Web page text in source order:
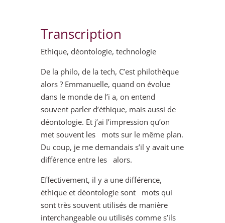
Transcription
Ethique, déontologie, technologie
De la philo, de la tech, C’est philothèque
alors ? Emmanuelle, quand on évolue
dans le monde de l’i a, on entend
souvent parler d’éthique, mais aussi de
déontologie. Et j’ai l’impression qu’on
met souvent les mots sur le même plan.
Du coup, je me demandais s’il y avait une
différence entre les alors.
Effectivement, il y a une différence,
éthique et déontologie sont mots qui
sont très souvent utilisés de manière
interchangeable ou utilisés comme s’ils